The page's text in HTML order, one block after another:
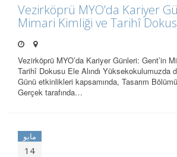
Vezirköprü MYO’da Kariyer
Mimari Kimliği ve Tarihî
Vezirköprü MYO’da Kariyer Günleri: Gent’in
Tarihî Dokusu Ele Alındı Yüksekokulumuzda
Günü etkinlikleri kapsamında, Tasarım
Gerçek tarafında…
مايو
14